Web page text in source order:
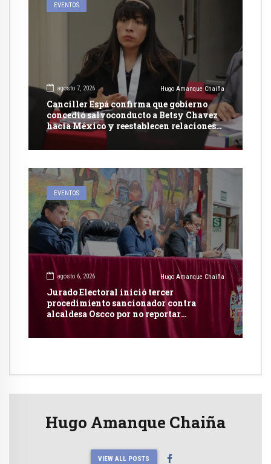
EVENTOS
agosto 7, 2026 Hugo Amanque Chaiña
Canciller Espá confirma que gobierno
concedió salvoconducto a Betsy Chavez
hacia México y reestablecen relaciones
con dicho país
EVENTOS
agosto 6, 2026 Hugo Amanque Chaiña
Jurado Electoral inició tercer
procedimiento sancionador contra
alcaldesa Oscco por no reportar
Hugo Amanque Chaiña
VIEW ALL POSTS